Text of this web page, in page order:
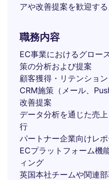
アや改善提案を歓迎す
職務内容
EC事業におけるグロー
策の分析および提案
顧客獲得・リテンショ
CRM施策（メール、
改善提案
データ分析を通じた売
行
パートナー企業向けレ
ECプラットフォーム機
ィング
英国本社チームや関連